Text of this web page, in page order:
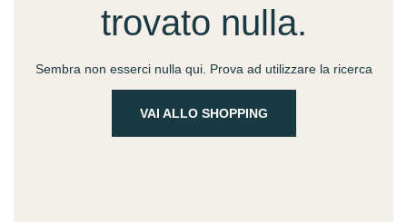
trovato nulla.
Sembra non esserci nulla qui. Prova ad utilizzare la ricerca
VAI ALLO SHOPPING